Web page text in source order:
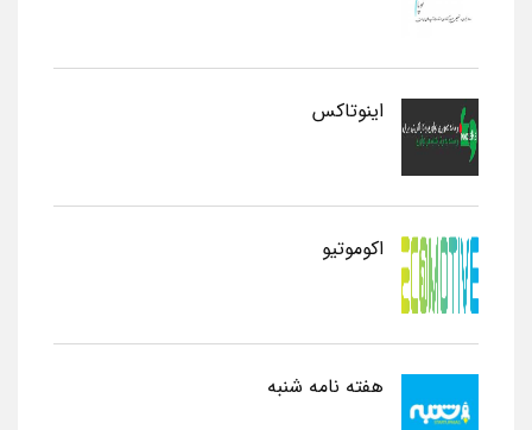
اینوتاکس
اکوموتیو
هفته نامه شنبه